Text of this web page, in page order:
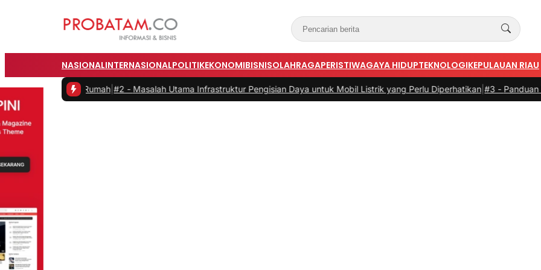
NASIONALINTERNASIONALPOLITIKEKONOMIBISNISOLAHRAGAPERISTIWAGAYA HIDUPTEKNOLOGIKEPULAUAN RIAU
dari Rumah #2 -Masalah Utama Infrastruktur Pengisian Daya untuk Mobil Listrik yang Perlu Diperhatikan|#3 -Panduan Belanja